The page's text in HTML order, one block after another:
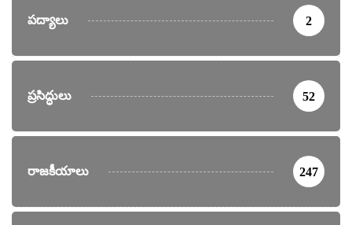
పద్యాలు 2
ప్రసిద్ధులు 52
రాజకీయాలు 247